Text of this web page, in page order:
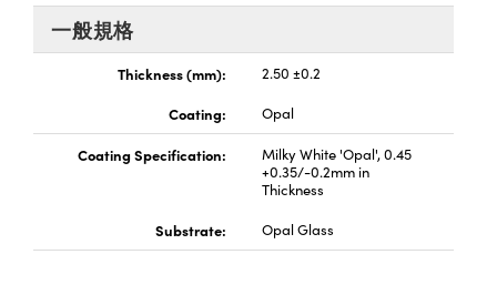
Mechanics | 顯微鏡用結構件
and Couplers | 中繼鏡或耦合鏡
Microscopes | 袖珍顯微鏡
Interface Cameras | 高速接口相
Components
一般規格
Thickness (mm):
2.50 ±0.2
Coating:
Opal
Coating Specification:
Milky White 'Opal', 0.45
+0.35/-0.2mm in
Thickness
Substrate:
Opal Glass